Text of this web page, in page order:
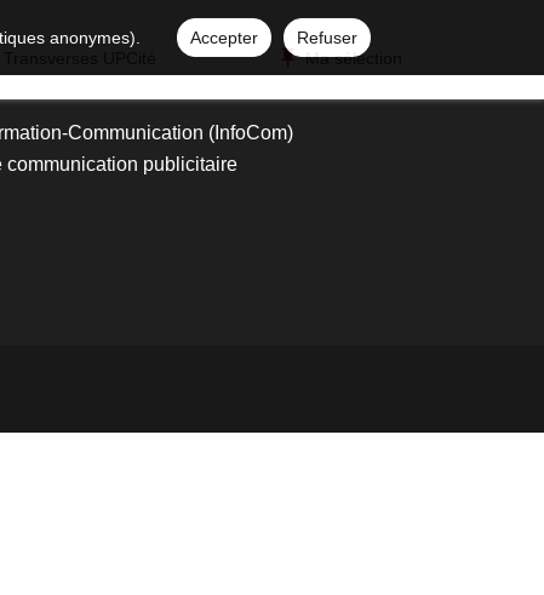
anonymes). Accepter
Refuser
Ma sélection
Communication (InfoCom)
communication publicitaire